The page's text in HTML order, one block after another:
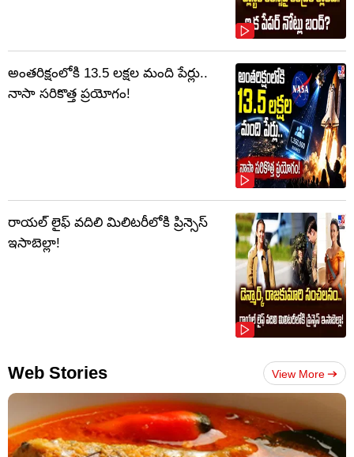
అంతరిక్షంలోకి 13.5 లక్షల మంది పేర్లు..
నాసా సరికొత్త ప్రయోగం!
రాయల్ లైఫ్ వదిలి మిలిటరీలోకి ప్రిన్సెస్
ఇసాబెల్లా!
Web Stories View More